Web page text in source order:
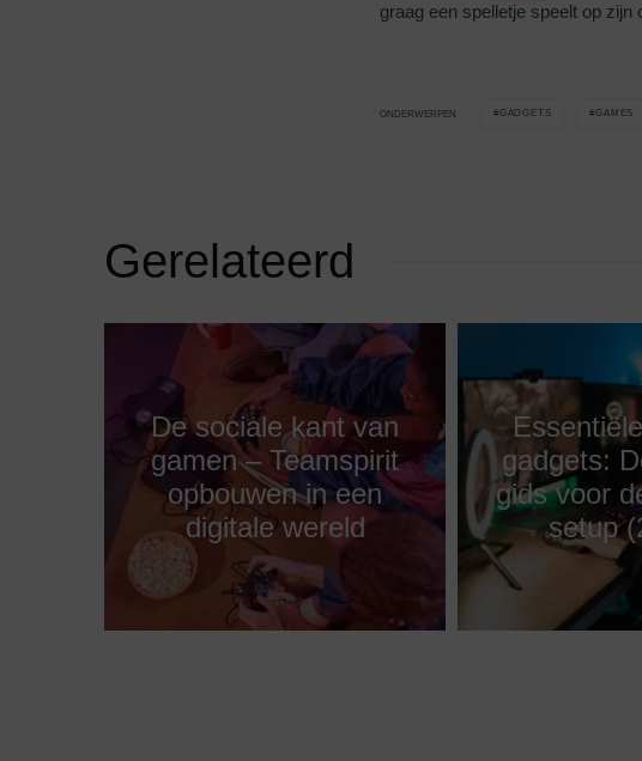
graag een spelletje speelt op
ONDERWERPEN GADGETS GAMES
Gerelateerd
De sociale kant van
gamen – Teamspirit
opbouwen in een
digitale wereld
gadgets:
gids voor
setup